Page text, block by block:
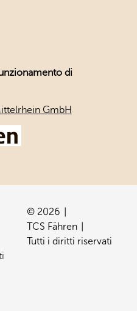
di
GmbH
© 2026
TCS Fähren
Tutti i diritti riservati